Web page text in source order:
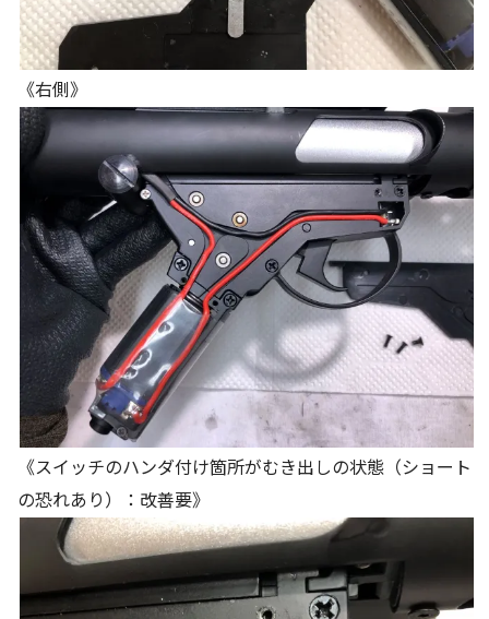
《右側》
《スイッチのハンダ付け箇所がむき出しの状態（ショート
の恐れあり）：改善要》